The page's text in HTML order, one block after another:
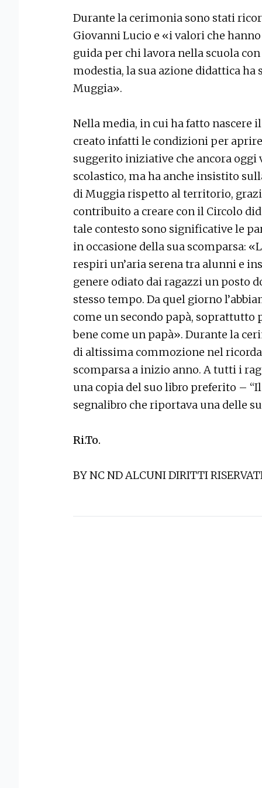
Durante la cerimonia sono stati
Giovanni Lucio e «i valori che
guida per chi lavora nella scuola
modestia, la sua azione didattica ha
Muggia».
Nella media, in cui ha fatto nascere
creato infatti le condizioni per
suggerito iniziative che ancora
scolastico, ma ha anche insistito
di Muggia rispetto al territorio,
contribuito a creare con il Circolo
tale contesto sono significative le
in occasione della sua scomparsa:
respiri un’aria serena tra alunni e
genere odiato dai ragazzi un posto
stesso tempo. Da quel giorno
come un secondo papà, soprattutto
bene come un papà». Durante la
di altissima commozione nel
scomparsa a inizio anno. A tutti i
una copia del suo libro preferito –
segnalibro che riportava una delle
Ri.To.
BY NC ND ALCUNI DIRITTI